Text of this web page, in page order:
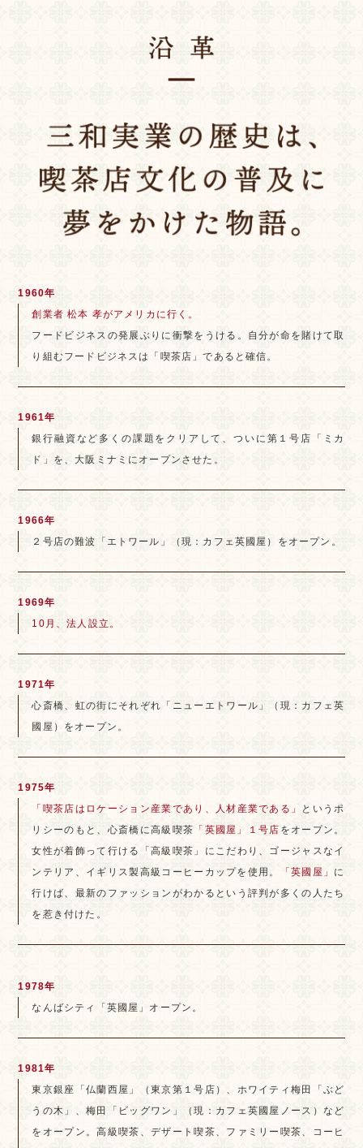
1960年
創業者 松本 孝がアメリカに行く。
フードビジネスの発展ぶりに衝撃をうける。自分が命を賭けて取
り組むフードビジネスは「喫茶店」であると確信。
1961年
銀行融資など多くの課題をクリアして、ついに第１号店「ミカ
ド」を、大阪ミナミにオープンさせた。
1966年
２号店の難波「エトワール」（現：カフェ英國屋）をオープン。
1969年
10月、法人設立。
1971年
心斎橋、虹の街にそれぞれ「ニューエトワール」（現：カフェ英
國屋）をオープン。
1975年
「喫茶店はロケーション産業であり、人材産業である」
というポ
リシーのもと、心斎橋に高級喫茶 「英國屋」１号店 をオープン。
女性が着飾って行ける「高級喫茶」にこだわり、ゴージャスなイ
ンテリア、イギリス製高級コーヒーカップを使用。
「英國屋」 に
行けば、最新のファッションがわかるという評判が多くの人たち
を惹き付けた。
1978年
なんばシティ「英國屋」オープン。
1981年
東京銀座「仏蘭西屋」（東京第１号店）、ホワイティ梅田「ぶど
うの木」、梅田「ビッグワン」（現：カフェ英國屋ノース）など
をオープン。高級喫茶、デザート喫茶、ファミリー喫茶、コーヒ